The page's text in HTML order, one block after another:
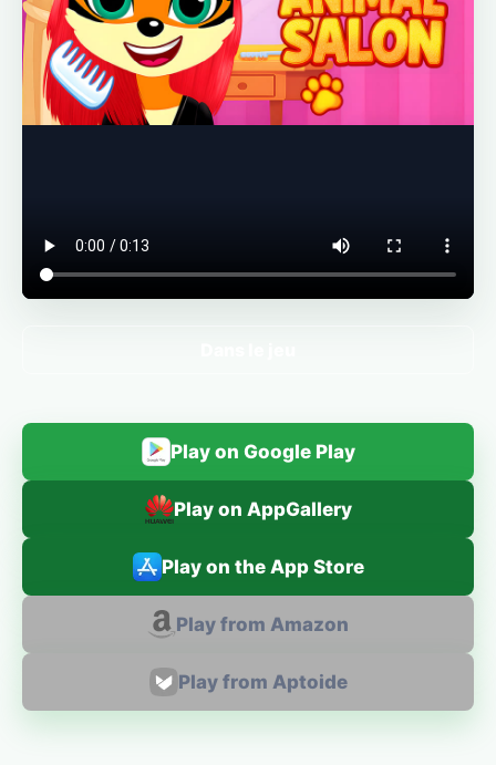
Play on Google Play
Play on AppGallery
Play on the App Store
Play from Amazon
Play from Aptoide